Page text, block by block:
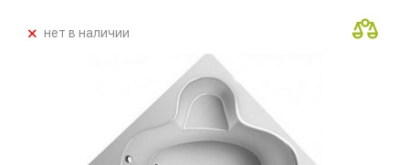
+нет в наличии